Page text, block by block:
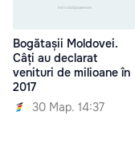
Bogătașii Moldovei.
Câți au declarat
venituri de milioane în
2017
30 Мар. 14:37